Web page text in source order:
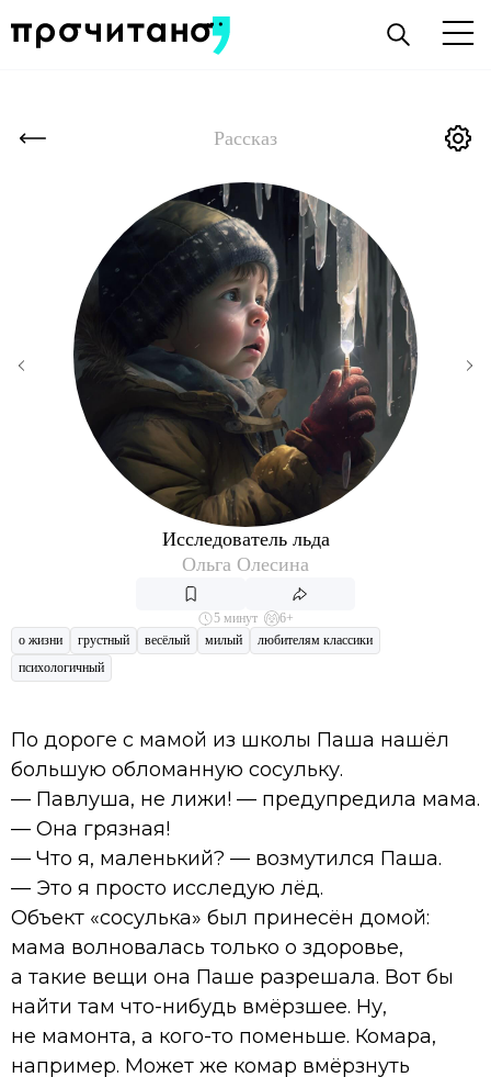
Рассказ
Исследователь льда
Ольга Олесина
5 минут
6+
о жизни
грустный весёлый милый
любителям классики
психологичный
По дороге с мамой из школы Паша нашёл
большую обломанную сосульку.
— Павлуша, не лижи! — предупредила мама.
— Она грязная!
— Что я, маленький? — возмутился Паша.
— Это я просто исследую лёд.
Объект «сосулька» был принесён домой:
мама волновалась только о здоровье,
а такие вещи она Паше разрешала. Вот бы
найти там что-нибудь вмёрзшее. Ну,
не мамонта, а кого-то поменьше. Комара,
например. Может же комар вмёрзнуть